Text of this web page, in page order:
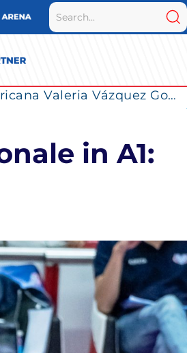
La Numia Vero Volley completa il roster: la schiacciatrice portoricana Valeria Vázquez Gomez è l’ultimo innesto di Milano per la stagione 2026/2027
in A1: